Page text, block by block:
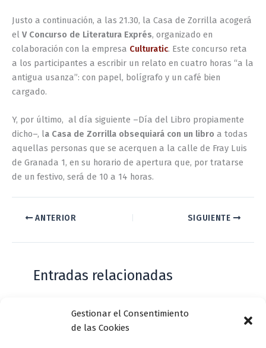
Gestionar el Consentimiento
de las Cookies
Justo a continuación, a las 21.30, la Casa de Zorrilla acogerá
el V Concurso de Literatura Exprés, organizado en
colaboración con la empresa Culturatic. Este concurso reta
a los participantes a escribir un relato en cuatro horas “a la
antigua usanza”: con papel, bolígrafo y un café bien
cargado.
Y, por último, al día siguiente –Día del Libro propiamente
dicho–, la Casa de Zorrilla obsequiará con un libro a todas
aquellas personas que se acerquen a la calle de Fray Luis
de Granada 1, en su horario de apertura que, por tratarse
de un festivo, será de 10 a 14 horas.
ANTERIOR SIGUIENTE
Entradas relacionadas
Casa de Zorrilla conmemorarán el 168
aniversario del estreno de Don Juan